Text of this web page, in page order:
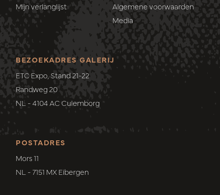
Mijn verlanglijst
Algemene voorwaarden
Media
POSTADRES
Mors 11
NL - 7151 MX Eibergen
BEZOEKADRES GALERIJ
ETC Expo, Stand 21-22
Randweg 20
NL - 4104 AC Culemborg